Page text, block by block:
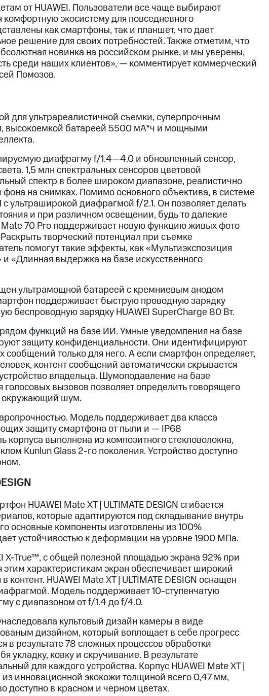
от HUAWEI. Пользователи все чаще выбирают
комфортную экосистему для повседневного
как смартфоны, так и планшет, что дает
решение для своих потребностей. Также отметим, что
новинка на российском рынке, и мы уверены,
среди наших клиентов», — комментирует коммерческий
Помозов.
для ультрареалистичной съемки, суперпрочным
высокоемкой батареей 5500 мА*ч и мощными
диафрагму f/1.4—4.0 и обновленный сенсор,
1,5 млн спектральных сенсоров цветовой
спектр в более широком диапазоне, реалистично
фона на снимках. Помимо основного объектива, в системе
ультраширокой диафрагмой f/2.1. Он позволяет делать
и при различном освещении, будь то далекие
70 Pro поддерживает новую функцию живых фото
творческий потенциал при съемке
помогут такие эффекты, как «Мультиэкспозиция
и «Длинная выдержка на базе искусственного
ультрамощной батареей с кремниевым анодом
поддерживает быструю проводную зарядку
беспроводную зарядку HUAWEI SuperCharge 80 Вт.
функций на базе ИИ. Умные уведомления на базе
защиту конфиденциальности. Они идентифицируют
сообщений только для него. А если смартфон определяет,
контент сообщений автоматически скрывается
владельца. Шумоподавление на базе
голосовых вызовов позволяет определить говорящего
окружающий шум.
Модель поддерживает два класса
защиту смартфона от пыли и — IP68
корпуса выполнена из композитного стекловолокна,
Kunlun Glass 2-го поколения. Устройство доступно
HUAWEI Mate XT | ULTIMATE DESIGN сгибается
которые адаптируются под складывание внутрь
основные компоненты изготовлены из 100%
устойчивостью к деформации на уровне 1900 МПа.
X-True™, с общей полезной площадью экрана 92% при
этим характеристикам экран обеспечивает широкий
HUAWEI Mate XT | ULTIMATE DESIGN оснащен
Модель поддерживает 10-ступенчатую
с диапазоном от f/1.4 до f/4.0.
культовый дизайн камеры в виде
дизайном, который воплощает в себе прогресс
в результате 78 сложных процессов обработки
укладку, ковку и скручивание. В результате
для каждого устройства. Корпус HUAWEI Mate XT |
из инновационной экокожи толщиной всего 0,47 мм,
доступно в красном и черном цветах.